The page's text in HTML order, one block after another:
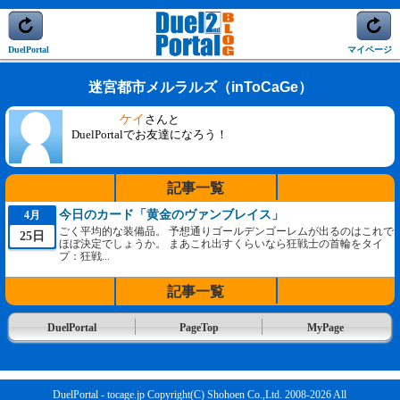
DuelPortal マイページ
迷宮都市メルラルズ（inToCaGe）
ケイ さんと
DuelPortalでお友達になろう！
記事一覧
4月
25日
今日のカード「黄金のヴァンブレイス」
ごく平均的な装備品。 予想通りゴールデンゴーレムが出るのはこれで
ほぼ決定でしょうか。 まあこれ出すくらいなら狂戦士の首輪をタイ
プ：狂戦...
記事一覧
DuelPortal PageTop MyPage
DuelPortal - tocage.jp Copyright(C) Shohoen Co.,Ltd. 2008-2026 All